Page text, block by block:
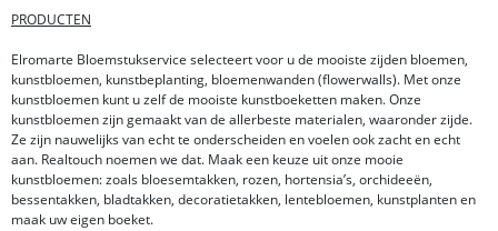
PRODUCTEN
Elromarte Bloemstukservice selecteert voor u de mooiste zijden bloemen,
kunstbloemen, kunstbeplanting, bloemenwanden (flowerwalls). Met onze
kunstbloemen kunt u zelf de mooiste kunstboeketten maken. Onze
kunstbloemen zijn gemaakt van de allerbeste materialen, waaronder zijde.
Ze zijn nauwelijks van echt te onderscheiden en voelen ook zacht en echt
aan. Realtouch noemen we dat. Maak een keuze uit onze mooie
kunstbloemen: zoals bloesemtakken, rozen, hortensia’s, orchideeën,
bessentakken, bladtakken, decoratietakken, lentebloemen, kunstplanten en
maak uw eigen boeket.